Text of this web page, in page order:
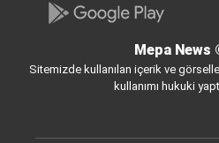
Mepa News
Sitemizde kullanılan içerik ve
kullanımı hukuki